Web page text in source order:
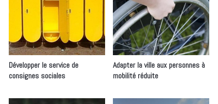
Développer le service de
consignes sociales
Adapter la ville aux personnes à
mobilité réduite